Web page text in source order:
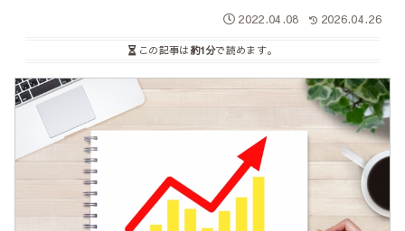
2022.04.08 2026.04.26
この記事は約1分で読めます。